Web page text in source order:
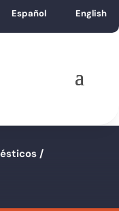
Español English
/